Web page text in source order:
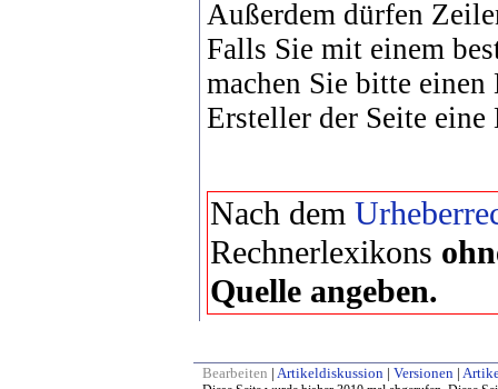
Außerdem dürfen
Falls Sie mit einem
machen Sie bitte
Ersteller der Seite
Nach dem
Rechnerlexikons
Quelle angeben.
Bearbeiten | Artikeldiskussion | Versionen |